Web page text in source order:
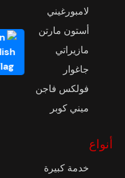
لامبورغيني
أستون مارتن
مازيراتي
جاغوار
فولكس فاجن
ميني كوبر
أنواع
خدمة كبيرة